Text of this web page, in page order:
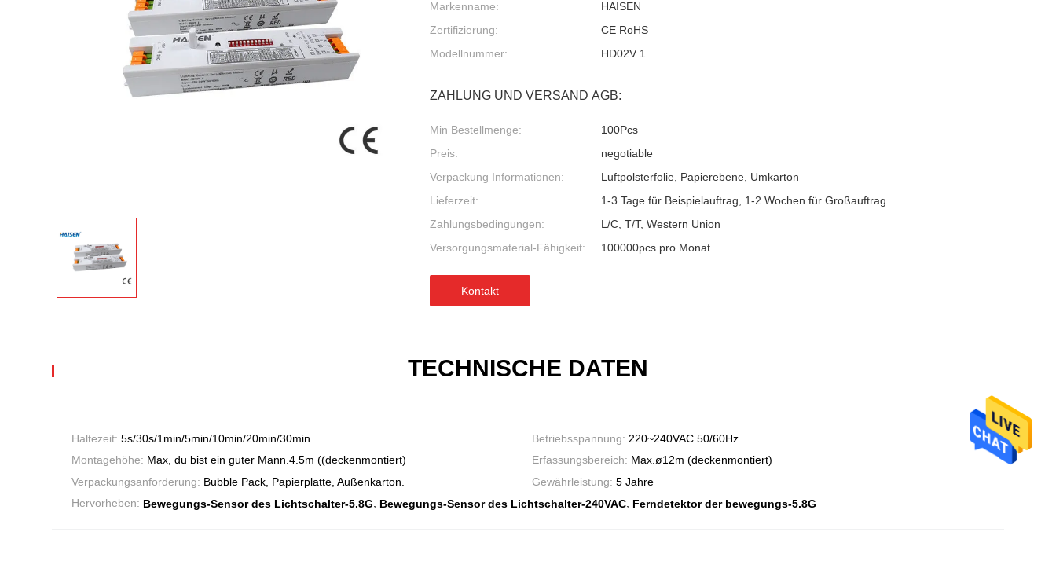
Markenname:
HAISEN
Zertifizierung:
CE RoHS
Modellnummer:
HD02V 1
ZAHLUNG UND VERSAND AGB:
Min Bestellmenge:
100Pcs
Preis:
negotiable
Verpackung Informationen:
Luftpolsterfolie, Papierebene, Umkarton
Lieferzeit:
1-3 Tage für Beispielauftrag, 1-2 Wochen für Großauftrag
Zahlungsbedingungen:
L/C, T/T, Western Union
Versorgungsmaterial-Fähigkeit:
100000pcs pro Monat
Kontakt
TECHNISCHE DATEN
Haltezeit: 5s/30s/1min/5min/10min/20min/30min Betriebsspannung: 220~240VAC 50/60Hz
Montagehöhe: Max, du bist ein guter Mann.4.5m ((deckenmontiert) Erfassungsbereich: Max.ø12m (deckenmontiert)
Verpackungsanforderung: Bubble Pack, Papierplatte, Außenkarton. Gewährleistung: 5 Jahre
Hervorheben: Bewegungs-Sensor des Lichtschalter-5.8G Bewegungs-Sensor des Lichtschalter-240VAC Ferndetektor der bewegungs-5.8G